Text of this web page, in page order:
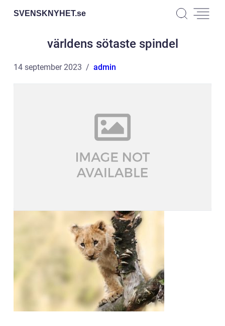
SVENSKNYHET.se
världens sötaste spindel
14 september 2023 admin